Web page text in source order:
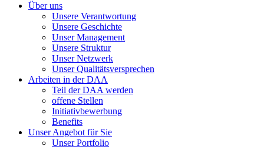
Über uns
Unsere Verantwortung
Unsere Geschichte
Unser Management
Unsere Struktur
Unser Netzwerk
Unser Qualitätsversprechen
Arbeiten in der DAA
Teil der DAA werden
offene Stellen
Initiativbewerbung
Benefits
Unser Angebot für Sie
Unser Portfolio